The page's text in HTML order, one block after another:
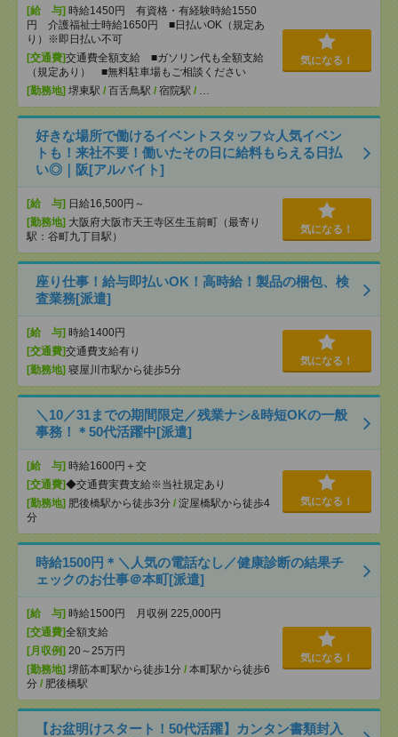
[給 与] 時給1450円 有資格・有経験時給1550
円 介護福祉士時給1650円 ■日払いOK（規定あ
り）※即日払い不可
[交通費]交通費全額支給 ■ガソリン代も全額支給
（規定あり） ■無料駐車場もご相談ください
[勤務地] 堺東駅 / 百舌鳥駅 / 宿院駅 / …
気になる！
好きな場所で働けるイベントスタッフ☆人気イベン
トも！来社不要！働いたその日に給料もらえる日払
い◎｜阪[アルバイト]
[給 与] 日給16,500円～
[勤務地] 大阪府大阪市天王寺区生玉前町（最寄り
駅：谷町九丁目駅）
気になる！
座り仕事！給与即払いOK！高時給！製品の梱包、検
査業務[派遣]
[給 与] 時給1400円
[交通費]交通費支給有り
[勤務地] 寝屋川市駅から徒歩5分
気になる！
＼10／31までの期間限定／残業ナシ&時短OKの一般
事務！＊50代活躍中[派遣]
[給 与] 時給1600円＋交
[交通費]◆交通費実費支給※当社規定あり
[勤務地] 肥後橋駅から徒歩3分 / 淀屋橋駅から徒歩4
分
気になる！
時給1500円＊＼人気の電話なし／健康診断の結果チ
ェックのお仕事＠本町[派遣]
[給 与] 時給1500円 月収例 225,000円
[交通費]全額支給
[月収例] 20～25万円
[勤務地] 堺筋本町駅から徒歩1分 / 本町駅から徒歩6
分 / 肥後橋駅
気になる！
【お盆明けスタート！50代活躍】カンタン書類封入